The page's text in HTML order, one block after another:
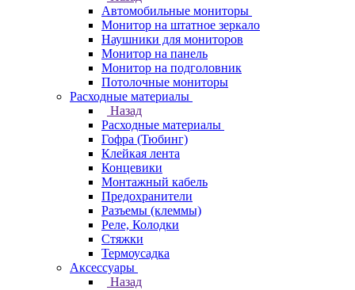
Автомобильные мониторы
Монитор на штатное зеркало
Наушники для мониторов
Монитор на панель
Монитор на подголовник
Потолочные мониторы
Расходные материалы
Назад
Расходные материалы
Гофра (Тюбинг)
Клейкая лента
Концевики
Монтажный кабель
Предохранители
Разъемы (клеммы)
Реле, Колодки
Стяжки
Термоусадка
Аксессуары
Назад